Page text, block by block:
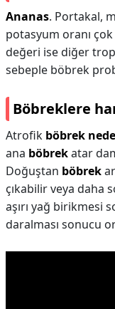
Ananas. Portakal,
potasyum oranı
değeri ise diğer
sebeple böbrek
Böbreklere
Atrofik böbrek
ana böbrekatar
Doğuştan böbrek
çıkabilir veya daha
aşırı yağ birikmesi
daralması sonucu